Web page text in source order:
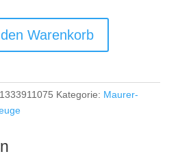
Warenkorb
Kategorie: Maurer-